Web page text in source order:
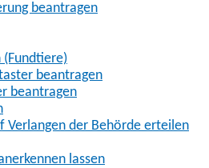
beantragen
beantragen
beantragen
Verlangen der Behörde erteilen
lassen